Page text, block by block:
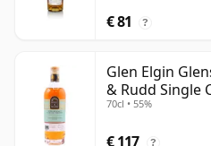
€ 81 ?
Glen Elgin
& Rudd Single
70cl • 55%
€ 117 ?